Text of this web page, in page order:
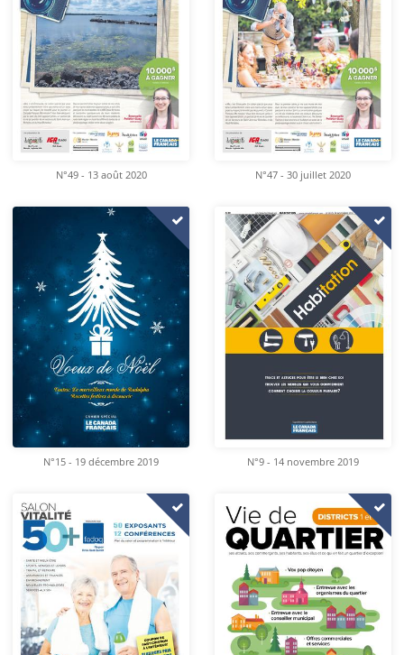
N°49 - 13 août 2020 N°47 - 30 juillet 2020
N°15 - 19 décembre 2019 N°9 - 14 novembre 2019